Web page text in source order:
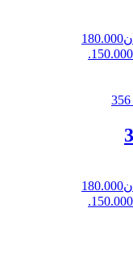
قیمت اصلی: تومان180.000
قیمت اصلی: تومان180.000